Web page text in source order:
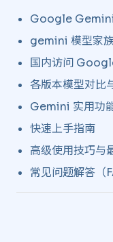
Google
gemini 模型家
国内访问
各版本模型对比
Gemini 实用功
快速上手指南
高级使用技巧与
常见问题解答（